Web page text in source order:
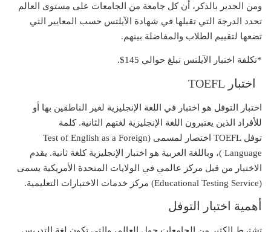
ومن الجدير بالذكر، أن كل جامعة من الجامعات على مستوى العالم
تحدد الدرجة التي تقبلها في شهادة الآيلتس حسب المعايير التي
تضعها لتقييم الطلاب والمفاضلة بينهم.
*تكلفة اختبار الآيلتس تبلغ حوالي 145$.
اختبار TOEFL
اختبار التوفل هو اختبار في اللغة الإنجليزية لغير الناطقين بها أو
للأفراد الذين يعتبرون اللغة الإنجليزية لغتهم الثانية. كلمة
توفل TOEFL اختصار لمسمى (Test of English as a Foreign
Language )، وباللغة العربية هو اختبار الإنجليزية كلغة ثانية. يقدم
الاختبار من قبل مركز عالمي في الولايات المتحدة الأمريكية يسمى
(Educational Testing Service) مركز خدمات الاختبارات التعليمية.
أهمية اختبار التوفل